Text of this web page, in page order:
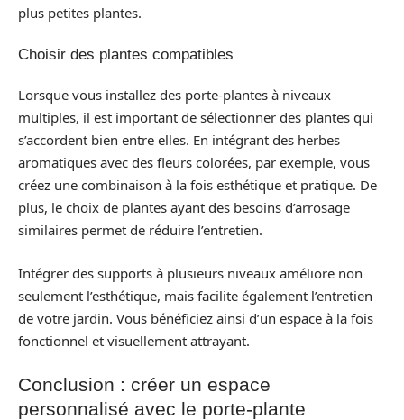
plus petites plantes.
Choisir des plantes compatibles
Lorsque vous installez des porte-plantes à niveaux
multiples, il est important de sélectionner des plantes qui
s’accordent bien entre elles. En intégrant des herbes
aromatiques avec des fleurs colorées, par exemple, vous
créez une combinaison à la fois esthétique et pratique. De
plus, le choix de plantes ayant des besoins d’arrosage
similaires permet de réduire l’entretien.
Intégrer des supports à plusieurs niveaux améliore non
seulement l’esthétique, mais facilite également l’entretien
de votre jardin. Vous bénéficiez ainsi d’un espace à la fois
fonctionnel et visuellement attrayant.
Conclusion : créer un espace
personnalisé avec le porte-plante